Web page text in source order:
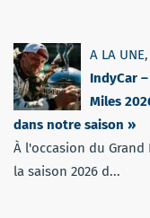
A LA UNE,
IndyCar
Miles
dans notre saison »
À l'occasion du
la saison 2026 d...